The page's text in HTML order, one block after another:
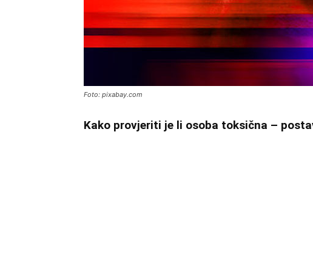
Foto: pixabay.com
Kako provjeriti je li osoba toksična –